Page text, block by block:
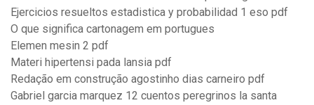
Ejercicios resueltos estadistica y probabilidad 1 eso pdf
O que significa cartonagem em portugues
Elemen mesin 2 pdf
Materi hipertensi pada lansia pdf
Redação em construção agostinho dias carneiro pdf
Gabriel garcia marquez 12 cuentos peregrinos la santa